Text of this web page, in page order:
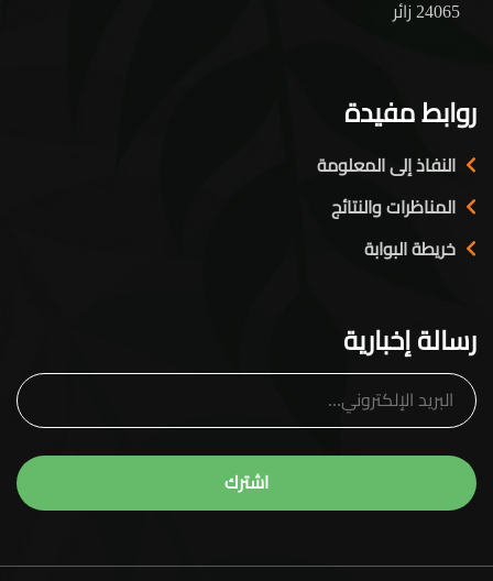
24065 زائر
روابط مفيدة
النفاذ إلى المعلومة
المناظرات والنتائج
خريطة البوابة
رسالة إخبارية